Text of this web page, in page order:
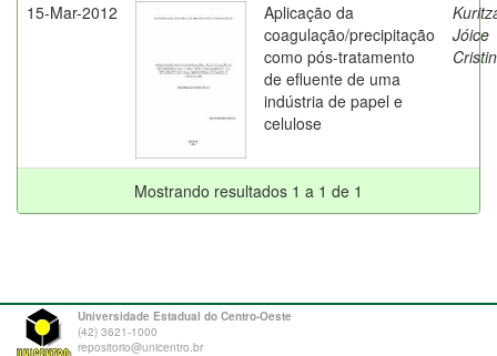
15-Mar-2012
Aplicação da
coagulação/precipitação
como pós-tratamento
de efluente de uma
indústria de papel e
celulose
Jóice
Mostrando resultados 1 a 1 de 1
Universidade Estadual do Centro-Oeste
(42) 3621-1000
repositorio@unicentro.br